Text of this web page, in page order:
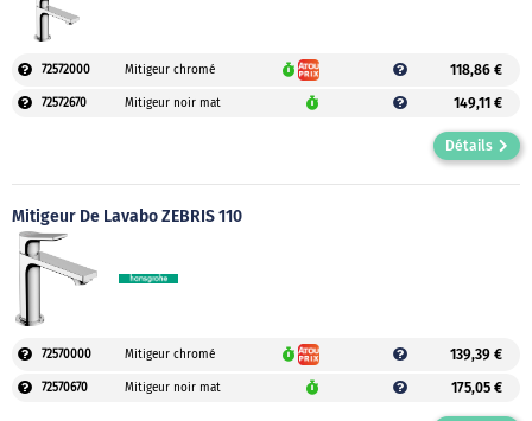
72572000 Mitigeur chromé 118,86 €
72572670 Mitigeur noir mat 149,11 €
Détails
Mitigeur De Lavabo ZEBRIS 110
72570000 Mitigeur chromé 139,39 €
72570670 Mitigeur noir mat 175,05 €